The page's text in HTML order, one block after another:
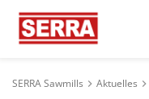
SERRA Sawmills Aktuelles